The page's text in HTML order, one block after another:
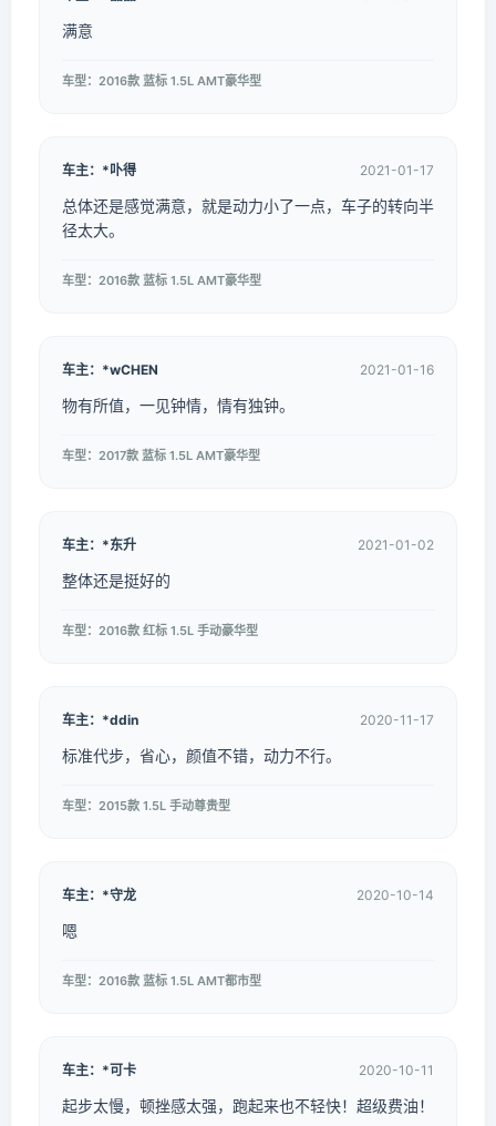
满意
车型：2016款 蓝标 1.5L AMT豪华型
车主：*卟得 2021-01-17
总体还是感觉满意，就是动力小了一点，车子的转向半
径太大。
车型：2016款 蓝标 1.5L AMT豪华型
车主：*wCHEN 2021-01-16
物有所值，一见钟情，情有独钟。
车型：2017款 蓝标 1.5L AMT豪华型
车主：*东升 2021-01-02
整体还是挺好的
车型：2016款 红标 1.5L 手动豪华型
车主：*ddin 2020-11-17
标准代步，省心，颜值不错，动力不行。
车型：2015款 1.5L 手动尊贵型
车主：*守龙 2020-10-14
嗯
车型：2016款 蓝标 1.5L AMT都市型
车主：*可卡 2020-10-11
起步太慢，顿挫感太强，跑起来也不轻快！超级费油！